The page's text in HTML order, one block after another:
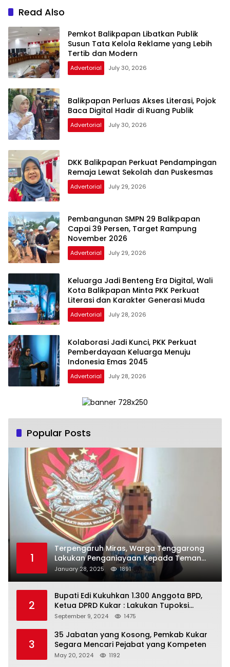
Read Also
Pemkot Balikpapan Libatkan Publik
Susun Tata Kelola Reklame yang Lebih
Tertib dan Modern
Advertorial July 30, 2026
Balikpapan Perluas Akses Literasi, Pojok
Baca Digital Hadir di Ruang Publik
Advertorial July 30, 2026
DKK Balikpapan Perkuat Pendampingan
Remaja Lewat Sekolah dan Puskesmas
Advertorial July 29, 2026
Pembangunan SMPN 29 Balikpapan
Capai 39 Persen, Target Rampung
November 2026
Advertorial July 29, 2026
Keluarga Jadi Benteng Era Digital, Wali
Kota Balikpapan Minta PKK Perkuat
Literasi dan Karakter Generasi Muda
Advertorial July 28, 2026
Kolaborasi Jadi Kunci, PKK Perkuat
Pemberdayaan Keluarga Menuju
Indonesia Emas 2045
Advertorial July 28, 2026
Popular Posts
1
Terpengaruh Miras, Warga Tenggarong
Lakukan Penganiayaan Kepada Teman
Sendiri
January 28, 2025 1891
2
Bupati Edi Kukuhkan 1.300 Anggota BPD,
Ketua DPRD Kukar : Lakukan Tupoksi
Dengan Baik Untuk Wujudkan
September 9, 2024 1475
3
35 Jabatan yang Kosong, Pemkab Kukar
Segara Mencari Pejabat yang Kompeten
May 20, 2024 1192